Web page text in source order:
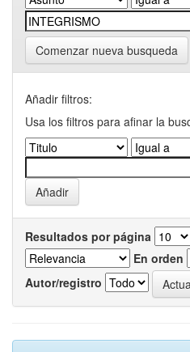
Comenzar nueva busqueda
Añadir filtros:
Usa los filtros para afinar la
Resultados por página
En orden
Autor/registro